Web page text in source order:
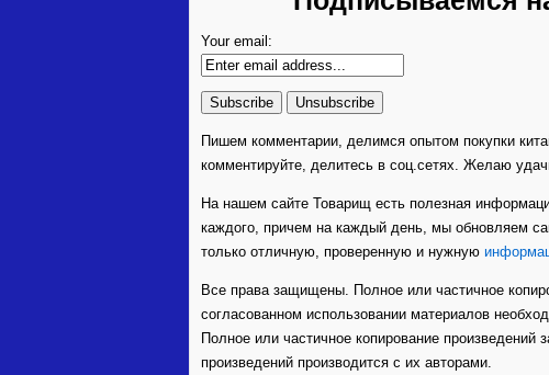
Your email:
Пишем комментарии, делимся опытом покупки
комментируйте, делитесь в соц.сетях. Желаю
На нашем сайте Товарищ есть полезная
каждого, причем на каждый день, мы обновляем
только отличную, проверенную и нужную
Все права защищены. Полное или частичное
согласованном использовании материалов
Полное или частичное копирование произведений
произведений производится с их авторами.